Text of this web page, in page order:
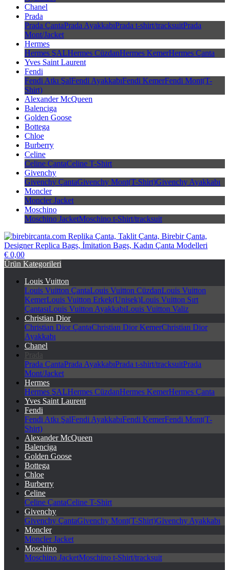
Chanel
Prada
Prada ÇantaPrada AyakkabıPrada t-shirt/tracksuitPrada
Mont/Jacket
Hermes
Hermes ŞALHermes CüzdanHermes KemerHermes Çanta
Yves Saint Laurent
Fendi
Fendi Atkı ŞalFendi AyakkabıFendi KemerFendi Mont(T-
Shirt)
Alexander McQueen
Balenciga
Golden Goose
Bottega
Chloe
Burberry
Celine
Celine ÇantaCeline T-Shirt
Givenchy
Givenchy ÇantaGivenchy Mont(T-Shirt)Givenchy Ayakkabı
Moncler
Moncler Jacket
Moschino
Moschino JacketMoschino t-Shirt/tracksuit
birebircanta.com Replika Çanta, Taklit Çanta, Birebir Çanta,
€ 0,00
Ürün Kategorileri
Louis Vuitton
Louis Vuitton ÇantaLouis Vuitton CüzdanLouis Vuitton
KemerLouis Vuitton Erkek(Unisek)Louis Vuitton Sırt
ÇantasıLouis Vuitton AyakkabıLouis Vuitton Valiz
Christian Dior
Christian Dior ÇantaChristian Dior KemerChristian Dior
Ayakkabı
Chanel
Prada
Prada ÇantaPrada AyakkabıPrada t-shirt/tracksuitPrada
Mont/Jacket
Hermes
Hermes ŞALHermes CüzdanHermes KemerHermes Çanta
Yves Saint Laurent
Fendi
Fendi Atkı ŞalFendi AyakkabıFendi KemerFendi Mont(T-
Shirt)
Alexander McQueen
Balenciga
Golden Goose
Bottega
Chloe
Burberry
Celine
Celine ÇantaCeline T-Shirt
Givenchy
Givenchy ÇantaGivenchy Mont(T-Shirt)Givenchy Ayakkabı
Moncler
Moncler Jacket
Moschino
Moschino JacketMoschino t-Shirt/tracksuit